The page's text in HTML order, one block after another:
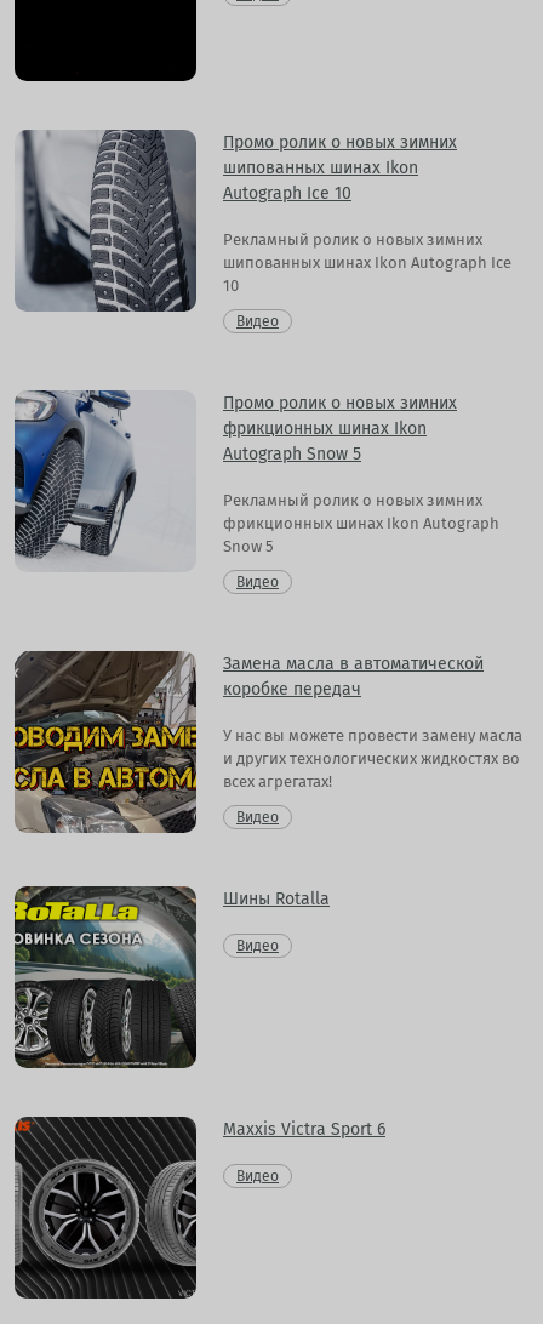
Промо ролик о новых зимних
шипованных шинах Ikon
Autograph Ice 10
Рекламный ролик о новых зимних
шипованных шинах Ikon Autograph Ice
10
Видео
Промо ролик о новых зимних
фрикционных шинах Ikon
Autograph Snow 5
Рекламный ролик о новых зимних
фрикционных шинах Ikon Autograph
Snow 5
Видео
Замена масла в автоматической
коробке передач
У нас вы можете провести замену масла
и других технологических жидкостях во
всех агрегатах!
Видео
Шины Rotalla
Видео
Maxxis Victra Sport 6
Видео